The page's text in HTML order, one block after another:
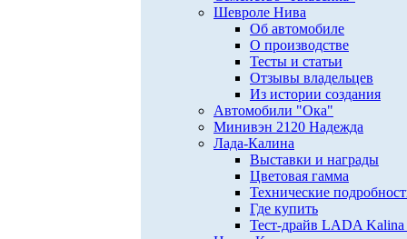
Шевроле Нива
Об автомобиле
О производстве
Тесты и статьи
Отзывы владельцев
Из истории создания
Автомобили "Ока"
Минивэн 2120 Надежда
Лада-Калина
Выставки и награды
Цветовая гамма
Технические
Где купить
Тест-драйв LADA Kalina